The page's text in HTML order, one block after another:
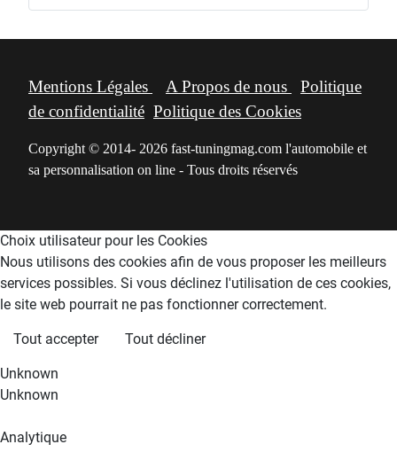
Mentions Légales A Propos de nous
Politique
de confidentialité Politique des Cookies
Copyright © 2014- 2026 fast-tuningmag.com l'automobile et
sa personnalisation on line - Tous droits réservés
Choix utilisateur pour les Cookies
Nous utilisons des cookies afin de vous proposer les meilleurs
services possibles. Si vous déclinez l'utilisation de ces cookies,
le site web pourrait ne pas fonctionner correctement.
Tout accepter Tout décliner
Unknown
Unknown
Analytique